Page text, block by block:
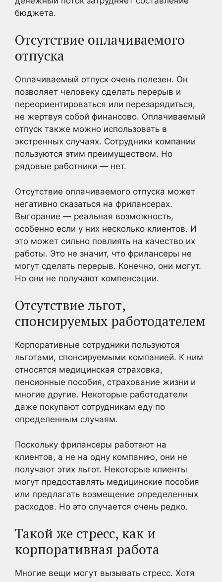
бюджета.
Отсутствие оплачиваемого
отпуска
Оплачиваемый отпуск очень полезен. Он
позволяет человеку сделать перерыв и
переориентироваться или перезарядиться,
не жертвуя собой финансово. Оплачиваемый
отпуск также можно использовать в
экстренных случаях. Сотрудники компании
пользуются этим преимуществом. Но
рядовые работники — нет.
Отсутствие оплачиваемого отпуска может
негативно сказаться на фрилансерах.
Выгорание — реальная возможность,
особенно если у них несколько клиентов. И
это может сильно повлиять на качество их
работы. Это не значит, что фрилансеры не
могут сделать перерыв. Конечно, они могут.
Но они не получают компенсации.
Отсутствие льгот,
спонсируемых работодателем
Корпоративные сотрудники пользуются
льготами, спонсируемыми компанией. К ним
относятся медицинская страховка,
пенсионные пособия, страхование жизни и
многие другие. Некоторые работодатели
даже покупают сотрудникам еду по
определенным случаям.
Поскольку фрилансеры работают на
клиентов, а не на одну компанию, они не
получают этих льгот. Некоторые клиенты
могут предоставлять медицинские пособия
или предлагать возмещение определенных
расходов. Но это случается очень редко.
Такой же стресс, как и
корпоративная работа
Многие вещи могут вызывать стресс. Хотя